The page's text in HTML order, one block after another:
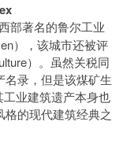
部著名的鲁尔工业
），该城市还被评
）。虽然关税同
名录，但是该煤矿生
业建筑遗产本身也
的现代建筑经典之